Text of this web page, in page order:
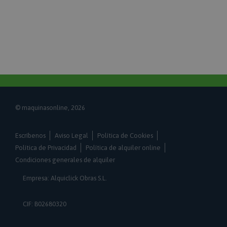
© maquinasonline, 2026
Escríbenos Aviso Legal
Política de Cookies
Política de Privacidad
Política de alquiler online
Condiciones generales de alquiler
Empresa: Alquiclick Obras S.L.
CIF: B02680320
1 día
comparados recientemente.
Adobe Inc.
www.maquinasonline.com
1 año 1 mes
las páginas con contenido del cliente para evitar